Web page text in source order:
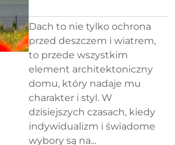
Dach to nie tylko ochrona
przed deszczem i wiatrem,
to przede wszystkim
element architektoniczny
domu, który nadaje mu
charakter i styl. W
dzisiejszych czasach, kiedy
indywidualizm i świadome
wybory są na...